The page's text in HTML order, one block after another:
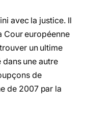
avec la justice. Il
Cour européenne
un ultime
une autre
de
de 2007 par la